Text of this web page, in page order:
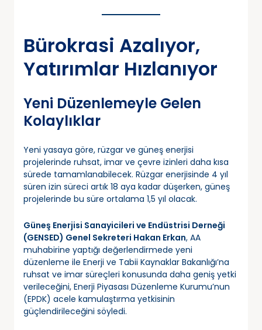
Bürokrasi Azalıyor,
Yatırımlar Hızlanıyor
Yeni Düzenlemeyle Gelen
Kolaylıklar
Yeni yasaya göre, rüzgar ve güneş enerjisi
projelerinde ruhsat, imar ve çevre izinleri daha kısa
sürede tamamlanabilecek. Rüzgar enerjisinde 4 yıl
süren izin süreci artık 18 aya kadar düşerken, güneş
projelerinde bu süre ortalama 1,5 yıl olacak.
Güneş Enerjisi Sanayicileri ve Endüstrisi Derneği
(GENSED) Genel Sekreteri Hakan Erkan, AA
muhabirine yaptığı değerlendirmede yeni
düzenleme ile Enerji ve Tabii Kaynaklar Bakanlığı’na
ruhsat ve imar süreçleri konusunda daha geniş yetki
verileceğini, Enerji Piyasası Düzenleme Kurumu’nun
(EPDK) acele kamulaştırma yetkisinin
güçlendirileceğini söyledi.